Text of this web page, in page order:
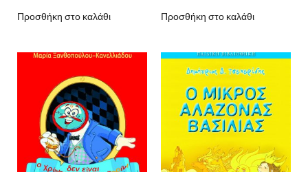
Προσθήκη στο καλάθι Προσθήκη στο καλάθι